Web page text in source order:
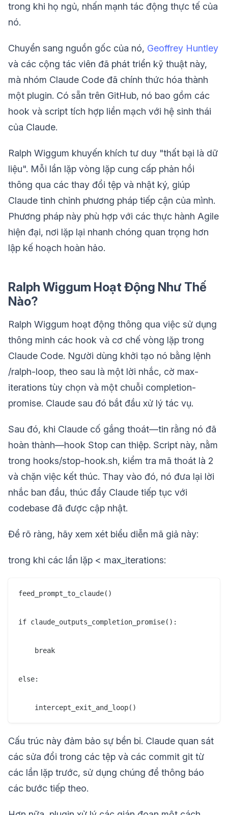
trong khi họ ngủ, nhấn mạnh tác động thực tế của
nó.
Chuyển sang nguồn gốc của nó, Geoffrey Huntley
và các cộng tác viên đã phát triển kỹ thuật này,
mà nhóm Claude Code đã chính thức hóa thành
một plugin. Có sẵn trên GitHub, nó bao gồm các
hook và script tích hợp liền mạch với hệ sinh thái
của Claude.
Ralph Wiggum khuyến khích tư duy "thất bại là dữ
liệu". Mỗi lần lặp vòng lặp cung cấp phản hồi
thông qua các thay đổi tệp và nhật ký, giúp
Claude tinh chỉnh phương pháp tiếp cận của mình.
Phương pháp này phù hợp với các thực hành Agile
hiện đại, nơi lặp lại nhanh chóng quan trọng hơn
lập kế hoạch hoàn hảo.
Ralph Wiggum Hoạt Động Như Thế
Nào?
Ralph Wiggum hoạt động thông qua việc sử dụng
thông minh các hook và cơ chế vòng lặp trong
Claude Code. Người dùng khởi tạo nó bằng lệnh
/ralph-loop, theo sau là một lời nhắc, cờ max-
iterations tùy chọn và một chuỗi completion-
promise. Claude sau đó bắt đầu xử lý tác vụ.
Sau đó, khi Claude cố gắng thoát—tin rằng nó đã
hoàn thành—hook Stop can thiệp. Script này, nằm
trong hooks/stop-hook.sh, kiểm tra mã thoát là 2
và chặn việc kết thúc. Thay vào đó, nó đưa lại lời
nhắc ban đầu, thúc đẩy Claude tiếp tục với
codebase đã được cập nhật.
Để rõ ràng, hãy xem xét biểu diễn mã giả này:
trong khi các lần lặp < max_iterations:
feed_prompt_to_claude()
if claude_outputs_completion_promise():
    break
else:
Cấu trúc này đảm bảo sự bền bỉ. Claude quan sát
các sửa đổi trong các tệp và các commit git từ
các lần lặp trước, sử dụng chúng để thông báo
các bước tiếp theo.